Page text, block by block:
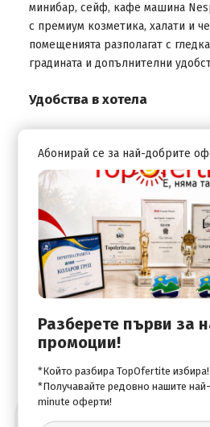
минибар, сейф, кафе машина
с премиум козметика, халати и
помещенията разполагат с
градината и допълнителни
Удобства в хотела
вътрешни басейна, частен
Afrodita Roa Spa център с
разнообразни терапии, фитнес
спортни съоръжения и вечерни
предлага още гурме
морска гледка, конферентен
клас обслужване.
Абонирай се за
Абонирай се за най-добрите
Разберете първи за
промоции!
*Който разбира TopOfertite избира!
*Получавайте редовно нашите
minute оферти!